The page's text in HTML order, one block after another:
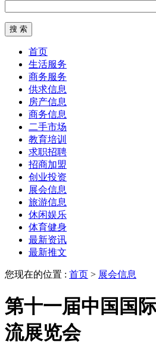
首页
生活服务
商务服务
供求信息
房产信息
商务信息
二手市场
教育培训
求职招聘
招商加盟
创业投资
展会信息
旅游信息
休闲娱乐
体育健身
最新资讯
最新推文
您现在的位置 : 首页 > 展会信息
第十一届中国国
流展览会